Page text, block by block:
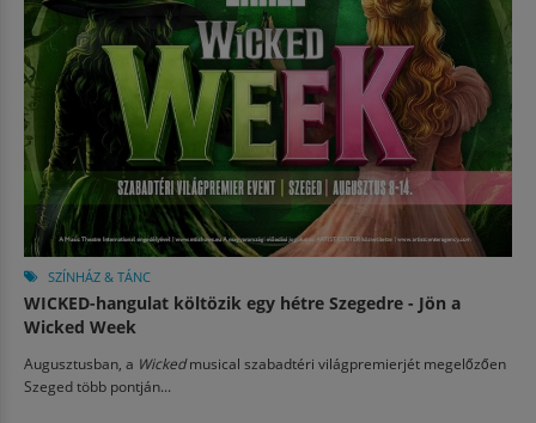
SZÍNHÁZ & TÁNC
WICKED-hangulat költözik egy hétre Szegedre - Jön a
Wicked Week
Augusztusban, a Wickedmusical szabadtéri világpremierjét megelőzően
Szeged több pontján...